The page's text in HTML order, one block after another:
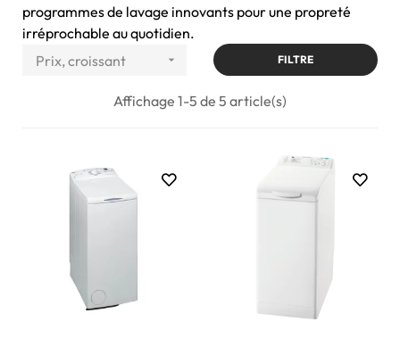
programmes de lavage innovants pour une propreté
irréprochable au quotidien.
Prix, croissant
 FILTRE
Affichage 1-5 de 5 article(s)